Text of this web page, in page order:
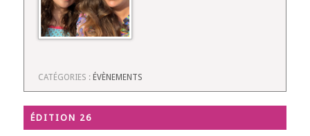
CATÉGORIES : ÉVÈNEMENTS
ÉDITION 26